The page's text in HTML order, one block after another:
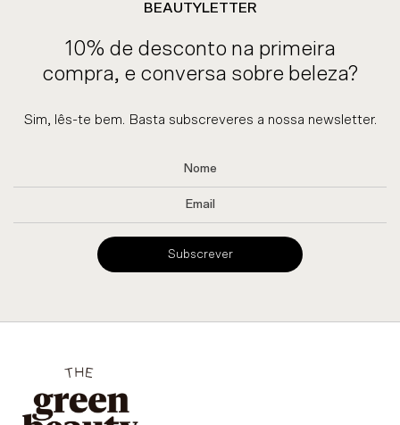
BEAUTYLETTER
10% de desconto na primeira
compra, e conversa sobre beleza?
Sim, lês-te bem. Basta subscreveres a nossa newsletter.
Subscrever